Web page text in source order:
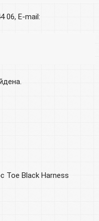
06, E-mail:
Toe Black Harness